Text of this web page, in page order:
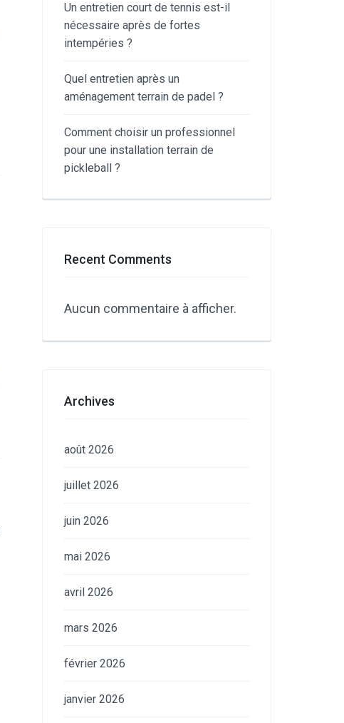
Un entretien court de tennis est-il
nécessaire après de fortes
intempéries ?
Quel entretien après un
aménagement terrain de padel ?
Comment choisir un professionnel
pour une installation terrain de
pickleball ?
Recent Comments
Aucun commentaire à afficher.
Archives
août 2026
juillet 2026
juin 2026
mai 2026
avril 2026
mars 2026
février 2026
janvier 2026